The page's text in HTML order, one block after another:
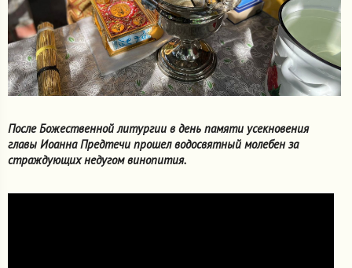
После Божественной литургии в день памяти усекновения
главы Иоанна Предтечи прошел водосвятный молебен за
страждующих недугом винопития.